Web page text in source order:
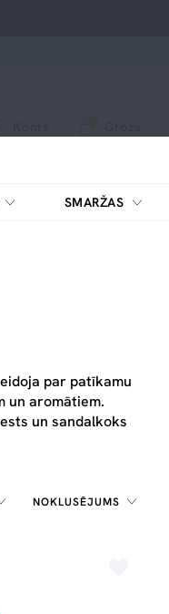
SMARŽAS
par patīkamu
un aromātiem.
un sandalkoks
NOKLUSĒJUMS